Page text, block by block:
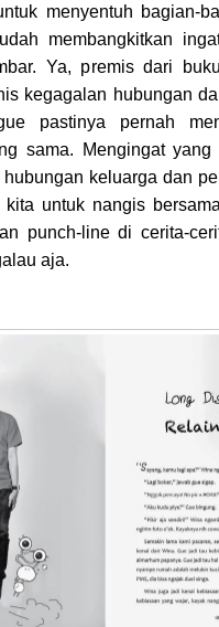
menyentuh bagian-
membangkitkan
Ya, premis dari
kegagalan hubungan
pastinya pernah
sama. Mengingat
keluarga dan
untuk nangis
punch-line di cerita-
aja.